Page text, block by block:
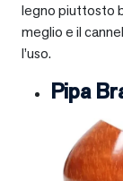
legno piuttosto
meglio e il
l’uso.
Pipa